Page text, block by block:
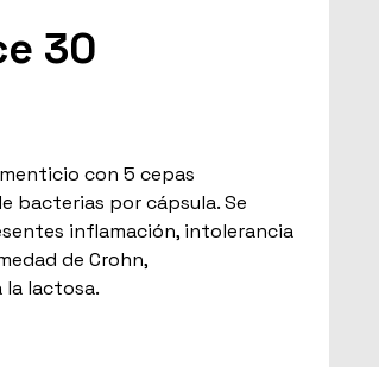
30
con 5 cepas
bacterias por cápsula. Se
inflamación, intolerancia
de Crohn,
lactosa.